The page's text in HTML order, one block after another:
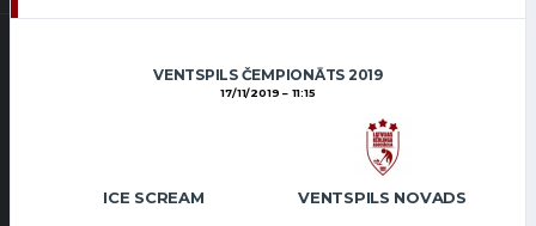
VENTSPILS ČEMPIONĀTS 2019
17/11/2019 11:15
ICE SCREAM VENTSPILS NOVADS